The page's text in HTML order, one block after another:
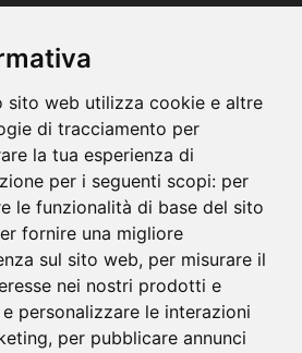
sito web utilizza cookie e altre
di tracciamento per
la tua esperienza di
per i seguenti scopi: per
le funzionalità di base del sito
fornire una migliore
sul sito web, per misurare il
nei nostri prodotti e
personalizzare le interazioni
, per pubblicare annunci